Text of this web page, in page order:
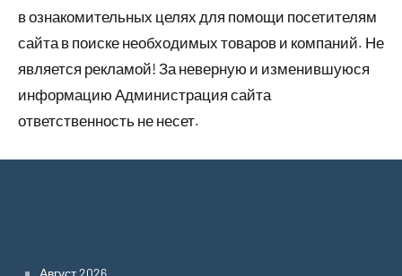
в ознакомительных целях для помощи посетителям
сайта в поиске необходимых товаров и компаний. Не
является рекламой! За неверную и изменившуюся
информацию Администрация сайта
ответственность не несет.
Август 2026